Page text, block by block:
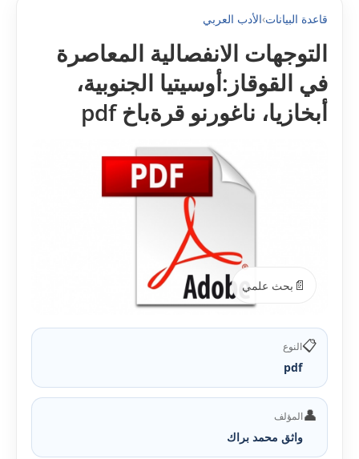
قاعدة البيانات›الأدب العربي
التوجهات الانفصالية المعاصرة
في القوقاز:أوسيتيا الجنوبية،
أبخازيا، ناغورنو قرةباخ pdf
📄 بحث علمي
📋النوع
pdf
👤المؤلف
واثق محمد براك